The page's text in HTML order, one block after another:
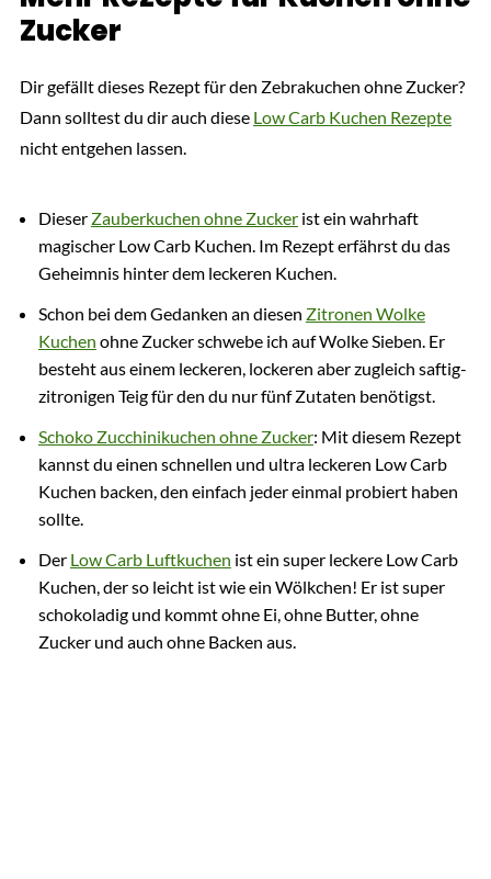
Zucker
Dir gefällt dieses Rezept für den Zebrakuchen ohne Zucker?
Dann solltest du dir auch diese Low Carb Kuchen Rezepte
nicht entgehen lassen.
Dieser Zauberkuchen ohne Zuckerist ein wahrhaft
magischer Low Carb Kuchen. Im Rezept erfährst du das
Geheimnis hinter dem leckeren Kuchen.
Schon bei dem Gedanken an diesen Zitronen Wolke
Kuchen ohne Zucker schwebe ich auf Wolke Sieben. Er
besteht aus einem leckeren, lockeren aber zugleich saftig-
zitronigen Teig für den du nur fünf Zutaten benötigst.
Schoko Zucchinikuchen ohne Zucker: Mit diesem Rezept
kannst du einen schnellen und ultra leckeren Low Carb
Kuchen backen, den einfach jeder einmal probiert haben
sollte.
Der Low Carb Luftkuchen ist ein super leckere Low Carb
Kuchen, der so leicht ist wie ein Wölkchen! Er ist super
schokoladig und kommt ohne Ei, ohne Butter, ohne
Zucker und auch ohne Backen aus.